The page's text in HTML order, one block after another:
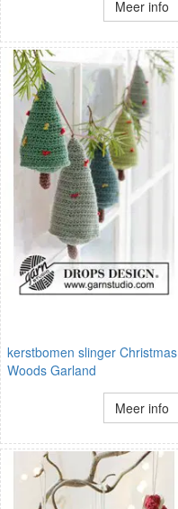
Meer info
kerstbomen slinger Christmas
Woods Garland
Meer info